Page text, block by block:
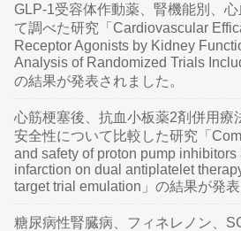
GLP-1受容体作動薬、腎機能別、
て調べた研究「Cardiovascular
Receptor Agonists by Kidney
Analysis of Randomized Trials
の結果が発表されました。
心筋梗塞後、抗血小板薬2剤併用療
安全性について比較した研究「
and safety of proton pump inhibitors
infarction on dual antiplatelet
target trial emulation」の結果が発表
糖尿病性腎臓病、フィネレノン、